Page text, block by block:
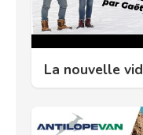
La nouvelle